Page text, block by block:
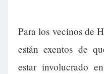
Para los vecinos de
están exentos de
estar involucrado